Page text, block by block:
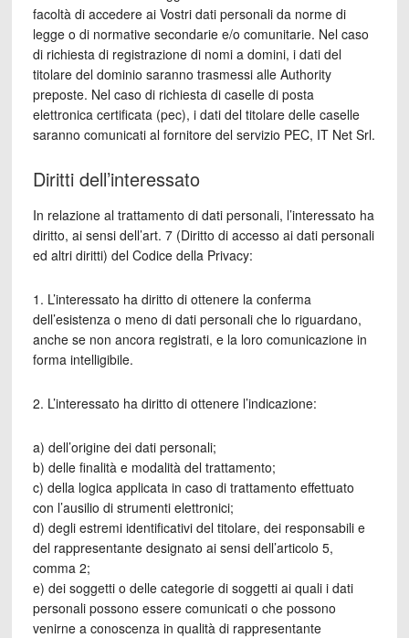
facoltà di accedere ai Vostri dati personali da norme di
legge o di normative secondarie e/o comunitarie. Nel caso
di richiesta di registrazione di nomi a domini, i dati del
titolare del dominio saranno trasmessi alle Authority
preposte. Nel caso di richiesta di caselle di posta
elettronica certificata (pec), i dati del titolare delle caselle
saranno comunicati al fornitore del servizio PEC, IT Net Srl.
Diritti dell’interessato
In relazione al trattamento di dati personali, l’interessato ha
diritto, ai sensi dell’art. 7 (Diritto di accesso ai dati personali
ed altri diritti) del Codice della Privacy:
1. L’interessato ha diritto di ottenere la conferma
dell’esistenza o meno di dati personali che lo riguardano,
anche se non ancora registrati, e la loro comunicazione in
forma intelligibile.
2. L’interessato ha diritto di ottenere l’indicazione:
a) dell’origine dei dati personali;
b) delle finalità e modalità del trattamento;
c) della logica applicata in caso di trattamento effettuato
con l’ausilio di strumenti elettronici;
d) degli estremi identificativi del titolare, dei responsabili e
del rappresentante designato ai sensi dell’articolo 5,
comma 2;
e) dei soggetti o delle categorie di soggetti ai quali i dati
personali possono essere comunicati o che possono
venirne a conoscenza in qualità di rappresentante